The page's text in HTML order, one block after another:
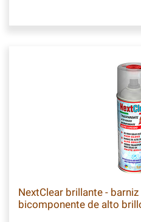
NextClear brillante -
bicomponente de alto